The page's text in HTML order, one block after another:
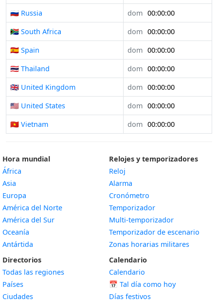
🇷🇺 Russia
dom 00:00:00
🇿🇦 South Africa
dom 00:00:00
🇪🇸 Spain
dom 00:00:00
🇹🇭 Thailand
dom 00:00:00
🇬🇧 United Kingdom
dom 00:00:00
🇺🇸 United States
dom 00:00:00
🇻🇳 Vietnam
dom 00:00:00
Hora mundial
África
Asia
Europa
América del Norte
América del Sur
Oceanía
Antártida
Directorios
Todas las regiones
Países
Ciudades
Relojes y temporizadores
Reloj
Alarma
Cronómetro
Temporizador
Multi-temporizador
Temporizador de escenario
Zonas horarias militares
Calendario
Calendario
📅 Tal día como hoy
Días festivos